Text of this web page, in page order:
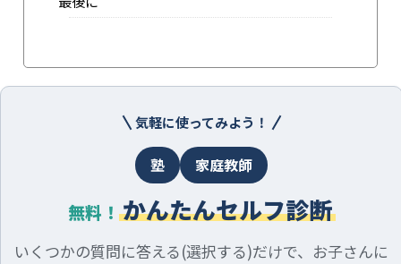
気軽に使ってみよう！
塾 家庭教師
無料！ かんたんセルフ診断
いくつかの質問に答える(選択する)だけで、お子さんに